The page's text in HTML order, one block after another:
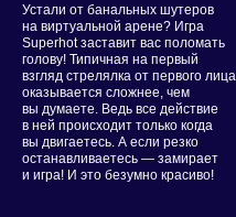
Устали от банальных шутеров
на виртуальной арене? Игра
Superhot заставит вас поломать
голову! Типичная на первый
взгляд стрелялка от первого лица
оказывается сложнее, чем
вы думаете. Ведь все действие
в ней происходит только когда
вы двигаетесь. А если резко
останавливаетесь — замирает
и игра! И это безумно красиво!